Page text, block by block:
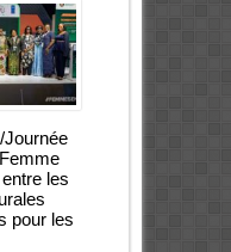
Journée
les
pour les